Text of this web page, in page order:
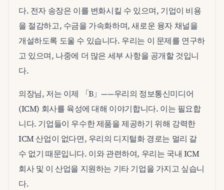
다. 전자 송장은 이를 변화시킬 수 있으며, 기업이 비용
을 절감하고, 수금을 가속화하며, 새로운 융자 채널을
개설하도록 도울 수 있습니다. 우리는 이 문제를 연구하
고 있으며, 나중에 더 많은 세부 사항을 공개할 것입니
다.
의장님, 저는 이제 「B」——우리의 정보통신미디어
(ICM) 회사를 육성에 대해 이야기합니다. 이는 필요합
니다. 기업들이 우수한 제품을 제공하기 위해 강력한
ICM 산업이 없다면, 우리의 디지털화 경로는 멀리 갈
수 없기 때문입니다. 이와 관련하여, 우리는 국내 ICM
회사 및 이 산업을 지원하는 기타 기업을 가지고 싶습니
다.